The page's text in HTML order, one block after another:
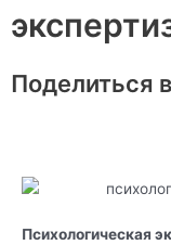
Поделиться
Психологическая